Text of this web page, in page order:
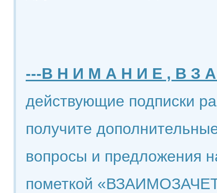
---В Н И М А Н И Е , В З
действующие подписки
получите
вопросы и предложения
пометкой